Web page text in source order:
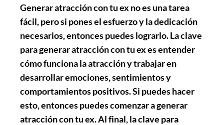
Generar atracción con tu ex no es una tarea
fácil, pero si pones el esfuerzo y la dedicación
necesarios, entonces puedes lograrlo. La clave
para generar atracción con tu ex es entender
cómo funciona la atracción y trabajar en
desarrollar emociones, sentimientos y
comportamientos positivos. Si puedes hacer
esto, entonces puedes comenzar a generar
atracción con tu ex. Al final, la clave para